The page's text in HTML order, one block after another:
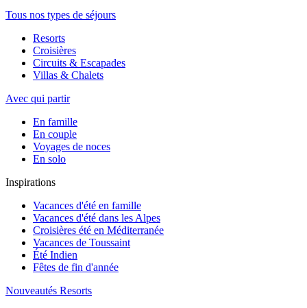
Tous nos types de séjours
Resorts
Croisières
Circuits & Escapades
Villas & Chalets
Avec qui partir
En famille
En couple
Voyages de noces
En solo
Inspirations
Vacances d'été en famille
Vacances d'été dans les Alpes
Croisières été en Méditerranée
Vacances de Toussaint
Été Indien
Fêtes de fin d'année
Nouveautés Resorts